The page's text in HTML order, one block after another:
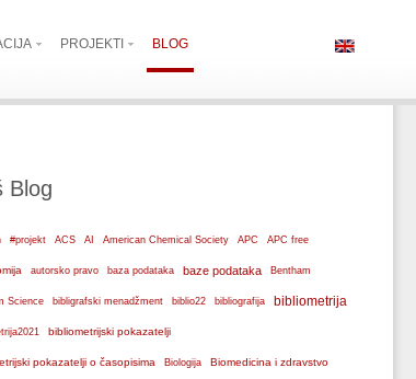
PROJEKTI BLOG
Blog
#projekt ACS AI American Chemical Society APC APC free
autorsko pravo baza podataka baze podataka Bentham
Science bibligrafski menadžment biblio22 bibliografija bibliometrija
bibliometrijski pokazatelji
pokazatelji o časopisima Biologija Biomedicina i zdravstvo